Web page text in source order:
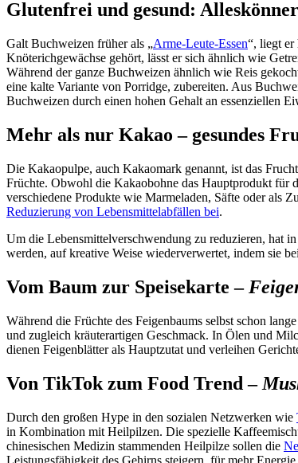
Glutenfrei und gesund:
Galt Buchweizen früher als „Arme-Leute-Essen“, liegt er
Knöterichgewächse gehört, lässt er sich ähnlich wie
Während der ganze Buchweizen ähnlich wie Reis
eine kalte Variante von Porridge, zubereiten. Aus
Buchweizen durch einen hohen Gehalt an essenziellen
Mehr als nur Kakao – gesundes
Die Kakaopulpe, auch Kakaomark genannt, ist das
Früchte. Obwohl die Kakaobohne das Hauptprodukt für
verschiedene Produkte wie Marmeladen, Säfte oder als
Reduzierung von Lebensmittelabfällen bei.
Um die Lebensmittelverschwendung zu reduzieren, hat
werden, auf kreative Weise wiederverwertet, indem sie
Vom Baum zur Speisekarte –
Während die Früchte des Feigenbaums selbst schon
und zugleich kräuterartigen Geschmack. In Ölen und
dienen Feigenblätter als Hauptzutat und verleihen
Von TikTok zum Food Trend –
Durch den großen Hype in den sozialen Netzwerken wie
in Kombination mit Heilpilzen. Die spezielle
chinesischen Medizin stammenden Heilpilze sollen die
Leistungsfähigkeit des Gehirns steigern, für mehr